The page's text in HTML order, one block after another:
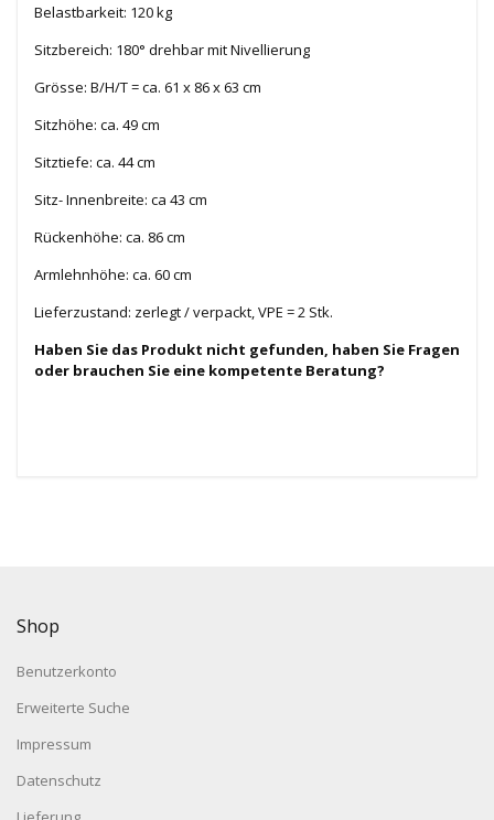
Belastbarkeit: 120 kg
Sitzbereich: 180° drehbar mit Nivellierung
Grösse: B/H/T = ca. 61 x 86 x 63 cm
Sitzhöhe: ca. 49 cm
Sitztiefe: ca. 44 cm
Sitz- Innenbreite: ca 43 cm
Rückenhöhe: ca. 86 cm
Armlehnhöhe: ca. 60 cm
Lieferzustand: zerlegt / verpackt, VPE = 2 Stk.
Haben Sie das Produkt nicht gefunden, haben Sie Fragen
oder brauchen Sie eine kompetente Beratung?
Shop
Benutzerkonto
Erweiterte Suche
Impressum
Datenschutz